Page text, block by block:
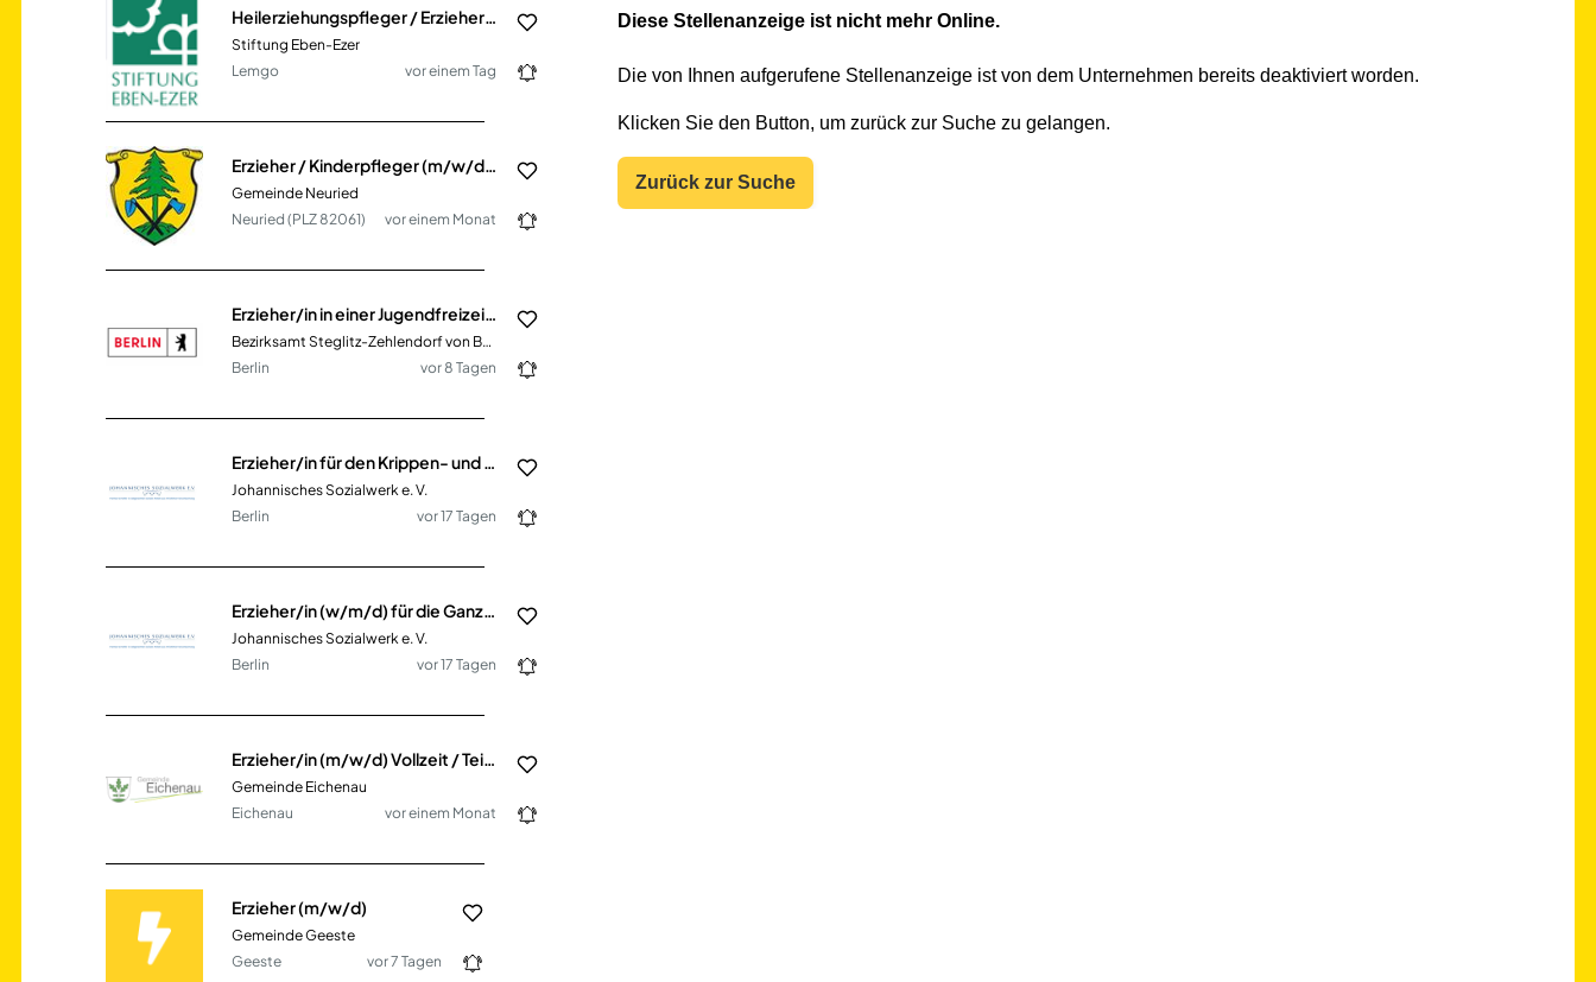
Heilerziehungspfleger / Erzieher (m/w/d)
Stiftung Eben-Ezer
Lemgo
vor einem Tag
Erzieher / Kinderpfleger (m/w/d) Vollzeit / Teilzeit
Gemeinde Neuried
Neuried (PLZ 82061)
vor einem Monat
Erzieher/in in einer Jugendfreizeiteinrichtung (JFE Düppel) (m/w/d) Teilzeit
Bezirksamt Steglitz-Zehlendorf von Berlin
Berlin
vor 8 Tagen
Johannisches Sozialwerk e. V.
Berlin
vor 17 Tagen
Erzieher/in (w/m/d) für die Ganztagsbetreuung (eFöB) im Team in Teilzeit
Johannisches Sozialwerk e. V.
Berlin
vor 17 Tagen
Erzieher/in (m/w/d) Vollzeit / Teilzeit
Gemeinde Eichenau
Eichenau
vor einem Monat
Erzieher (m/w/d)
Gemeinde Geeste
Geeste
vor 7 Tagen